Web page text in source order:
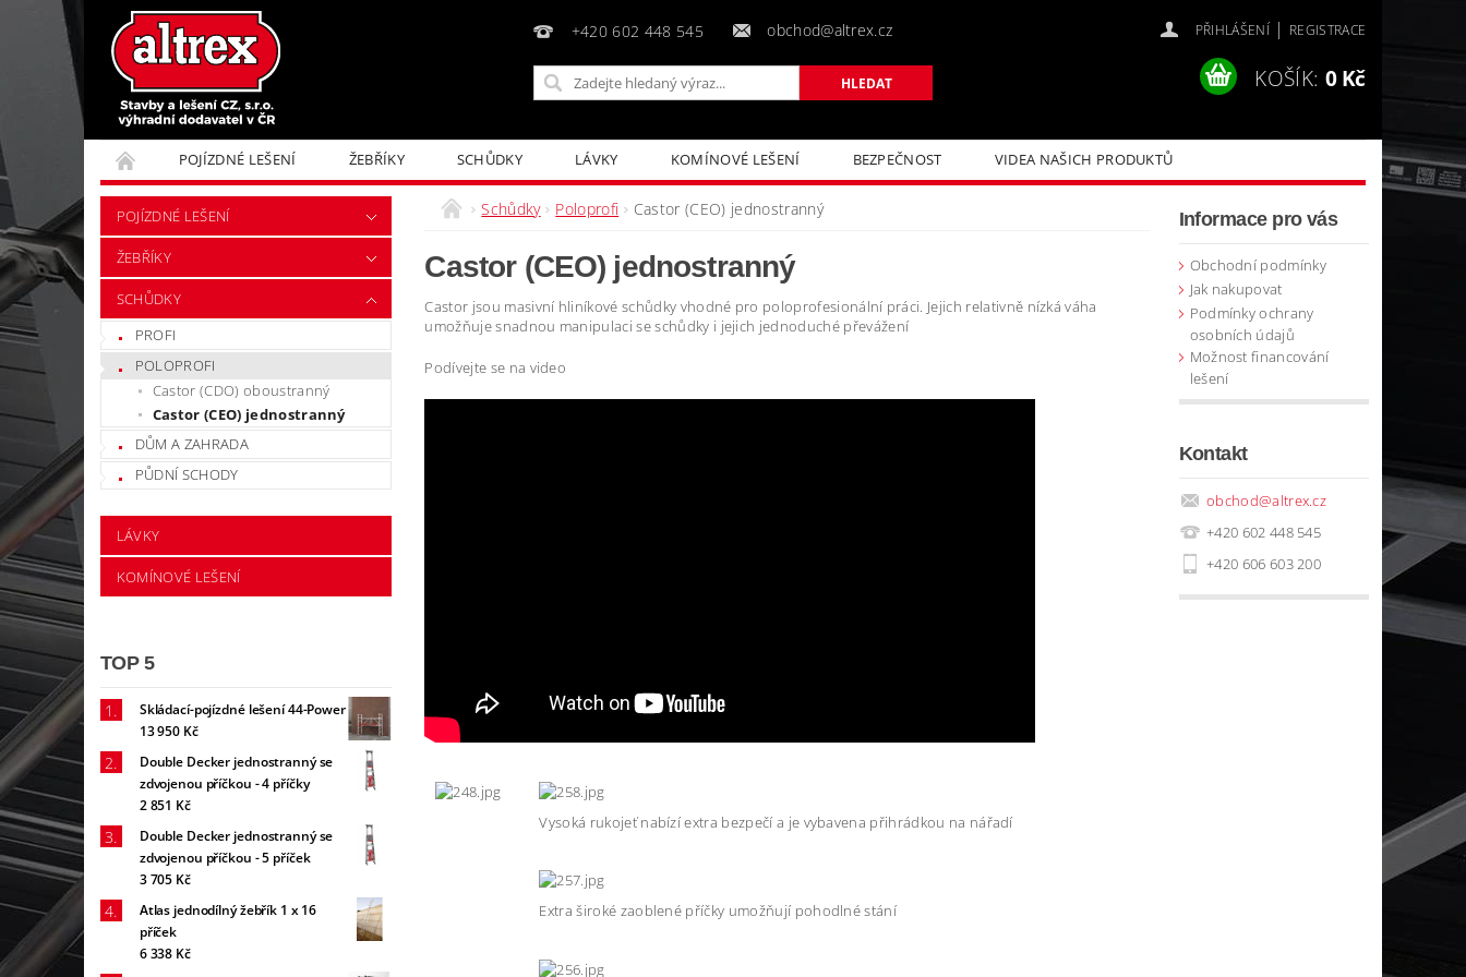
+420 602 448 545 obchod@altrex.cz PŘIHLÁŠENÍ | REGISTRACE
KOŠÍK: 0 Kč
POJÍZDNÉ LEŠENÍ ŽEBŘÍKY SCHŮDKY LÁVKY KOMÍNOVÉ LEŠENÍ BEZPEČNOST
VIDEA NAŠICH PRODUKTŮ
KONTAKTY
POJÍZDNÉ LEŠENÍ
ŽEBŘÍKY
SCHŮDKY
PROFI
POLOPROFI
Castor (CDO) oboustranný
Castor (CEO) jednostranný
DŮM A ZAHRADA
PŮDNÍ SCHODY
LÁVKY
KOMÍNOVÉ LEŠENÍ
TOP 5
Skládací-pojízdné lešení 44-Power
13 950 Kč
Double Decker jednostranný se
zdvojenou příčkou - 4 příčky
2 851 Kč
Double Decker jednostranný se
zdvojenou příčkou - 5 příček
3 705 Kč
Atlas jednodílný žebřík 1 x 16
příček
6 338 Kč
Schůdky Poloprofi Castor (CEO) jednostranný
Castor (CEO) jednostranný
Castor jsou masivní hliníkové schůdky vhodné pro poloprofesionální práci. Jejich relativně nízká váha
umožňuje snadnou manipulaci se schůdky i jejich jednoduché převážení
Podívejte se na video
Vysoká rukojeť nabízí extra bezpečí a je vybavena přihrádkou na nářadí
Extra široké zaoblené příčky umožňují pohodlné stání
Informace pro vás
Obchodní podmínky
Jak nakupovat
Podmínky ochrany
osobních údajů
Možnost financování
lešení
Kontakt
obchod@altrex.cz
+420 602 448 545
+420 606 603 200